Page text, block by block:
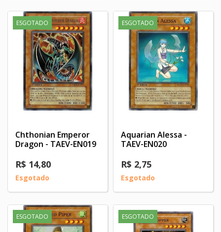
ESGOTADO
Chthonian Emperor
Dragon - TAEV-EN019
R$ 14,80
Esgotado
ESGOTADO
Aquarian Alessa -
TAEV-EN020
R$ 2,75
Esgotado
ESGOTADO ESGOTADO